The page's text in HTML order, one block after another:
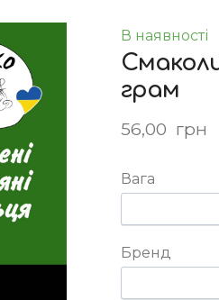
В наявності
грам
56,00  грн
Вага
Бренд